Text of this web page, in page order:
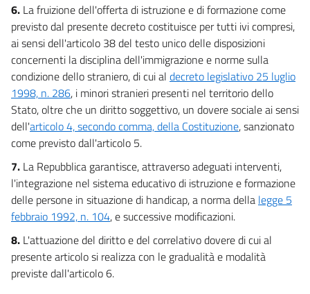
6. La fruizione dell'offerta di istruzione e di formazione come
previsto dal presente decreto costituisce per tutti ivi compresi,
ai sensi dell'articolo 38 del testo unico delle disposizioni
concernenti la disciplina dell'immigrazione e norme sulla
condizione dello straniero, di cui al decreto legislativo 25 luglio
1998, n. 286, i minori stranieri presenti nel territorio dello
Stato, oltre che un diritto soggettivo, un dovere sociale ai sensi
dell'articolo 4, secondo comma, della Costituzione, sanzionato
come previsto dall'articolo 5.
7. La Repubblica garantisce, attraverso adeguati interventi,
l'integrazione nel sistema educativo di istruzione e formazione
delle persone in situazione di handicap, a norma della legge 5
febbraio 1992, n. 104, e successive modificazioni.
8. L'attuazione del diritto e del correlativo dovere di cui al
presente articolo si realizza con le gradualità e modalità
previste dall'articolo 6.